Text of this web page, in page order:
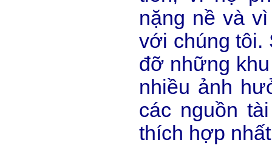
nặng nề và
với chúng tôi.
đỡ những
nhiều ảnh
các nguồn
thích hợp